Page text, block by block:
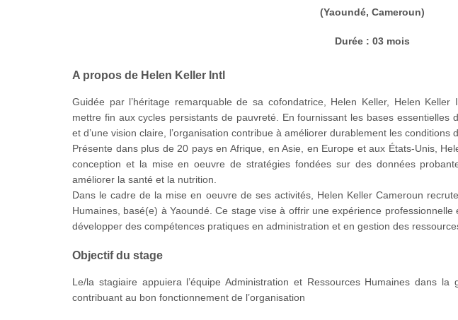
(Yaoundé, Cameroun)
Durée : 03 mois
A propos de Helen Keller Intl
Guidée par l’héritage remarquable de sa cofondatrice, Helen Keller, Helen
mettre fin aux cycles persistants de pauvreté. En fournissant les bases essentielles
et d’une vision claire, l’organisation contribue à améliorer durablement les conditions
Présente dans plus de 20 pays en Afrique, en Asie, en Europe et aux États-Unis,
conception et la mise en oeuvre de stratégies fondées sur des données
améliorer la santé et la nutrition.
Dans le cadre de la mise en oeuvre de ses activités, Helen Keller Cameroun
Humaines, basé(e) à Yaoundé. Ce stage vise à offrir une expérience
développer des compétences pratiques en administration et en gestion des
Objectif du stage
Le/la stagiaire appuiera l’équipe Administration et Ressources Humaines dans
contribuant au bon fonctionnement de l’organisation